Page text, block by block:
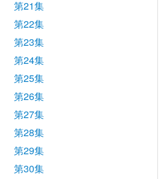
第21集
第22集
第23集
第24集
第25集
第26集
第27集
第28集
第29集
第30集